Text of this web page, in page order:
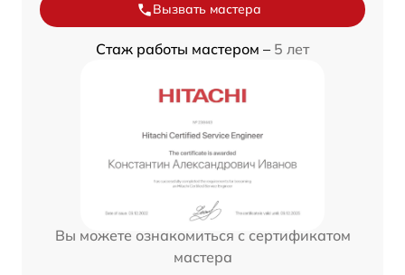
Вызвать мастера
Стаж работы мастером – 5 лет
Вы можете ознакомиться с сертификатом
мастера